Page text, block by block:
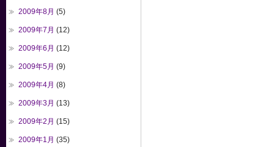
2009年8月 (5)
2009年7月 (12)
2009年6月 (12)
2009年5月 (9)
2009年4月 (8)
2009年3月 (13)
2009年2月 (15)
2009年1月 (35)